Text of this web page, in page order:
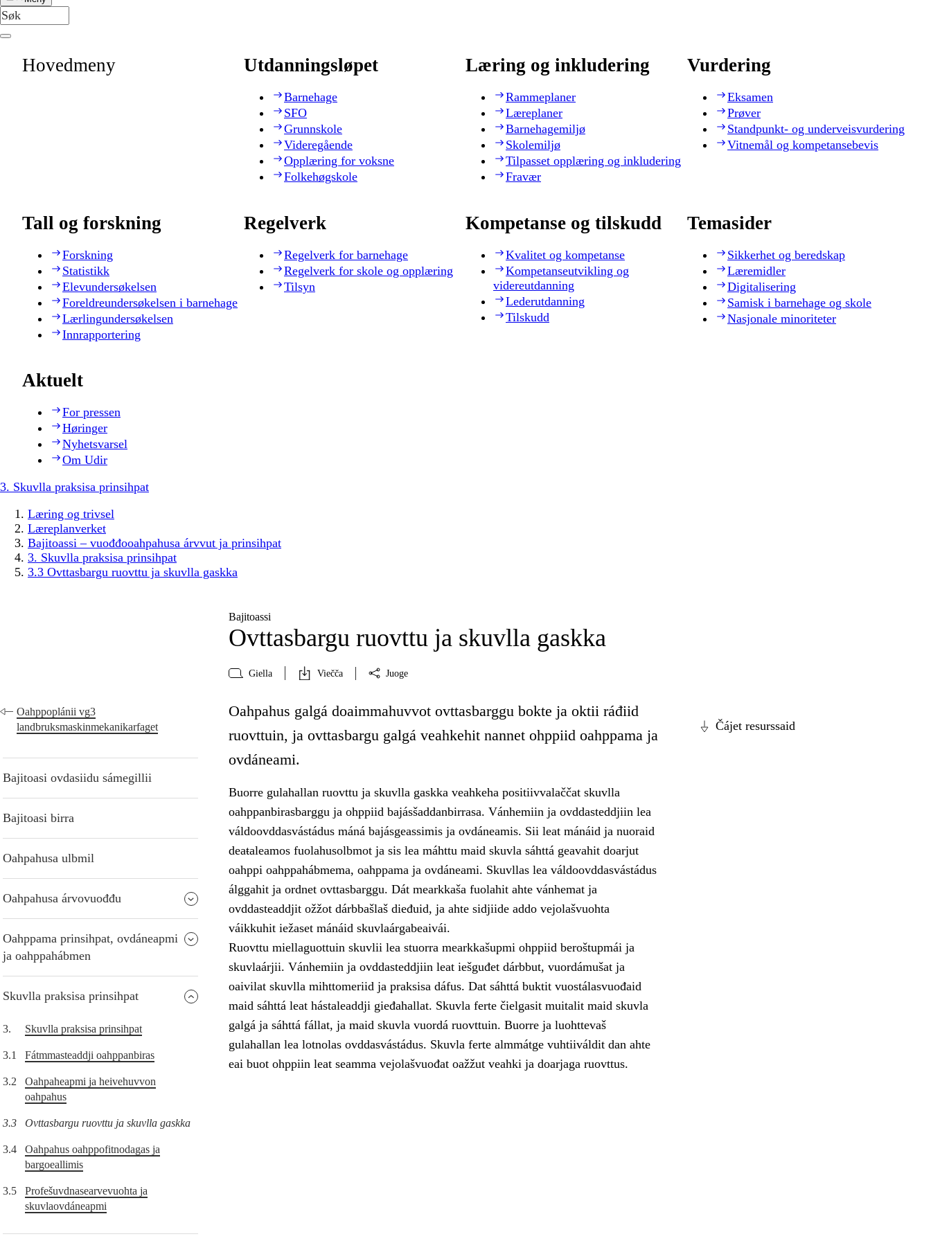
Hovedmeny Utdanningsløpet
Barnehage
SFO
Grunnskole
Videregående
Opplæring for voksne
Folkehøgskole
Læring og inkludering
Rammeplaner
Læreplaner
Barnehagemiljø
Skolemiljø
Tilpasset opplæring og inkludering
Fravær
Vurdering
Eksamen
Prøver
Standpunkt- og underveisvurdering
Vitnemål og kompetansebevis
Tall og forskning
Forskning
Statistikk
Elevundersøkelsen
Foreldreundersøkelsen i barnehage
Lærlingundersøkelsen
Innrapportering
Regelverk
Regelverk for barnehage
Regelverk for skole og opplæring
Tilsyn
Kompetanse og tilskudd
Kvalitet og kompetanse
Kompetanseutvikling og
videreutdanning
Lederutdanning
Tilskudd
Temasider
Sikkerhet og beredskap
Læremidler
Digitalisering
Samisk i barnehage og skole
Nasjonale minoriteter
Aktuelt
For pressen
Høringer
Nyhetsvarsel
Om Udir
3. Skuvlla praksisa prinsihpat
Læring og trivsel
Læreplanverket
Bajitoassi – vuođđooahpahusa árvvut ja prinsihpat
3. Skuvlla praksisa prinsihpat
3.3 Ovttasbargu ruovttu ja skuvlla gaskka
Bajitoassi
Ovttasbargu ruovttu ja skuvlla gaskka
Giella Viečča Juoge
Oahppoplánii vg3
landbruksmaskinmekanikarfaget
Bajitoasi ovdasiidu sámegillii
Bajitoasi birra
Oahpahusa ulbmil
Oahpahusa árvovuođđu
Oahppama prinsihpat, ovdáneapmi
ja oahppahábmen
Skuvlla praksisa prinsihpat
3. Skuvlla praksisa prinsihpat
3.1 Fátmmasteaddji oahppanbiras
3.2
Oahpaheapmi ja heivehuvvon
oahpahus
3.3 Ovttasbargu ruovttu ja skuvlla gaskka
3.4
Oahpahus oahppofitnodagas ja
bargoeallimis
3.5
Profešuvdnasearvevuohta ja
skuvlaovdáneapmi
Čájet resurssaid
Oahpahus galgá doaimmahuvvot ovttasbarggu bokte ja oktii ráđiid
ruovttuin, ja ovttasbargu galgá veahkehit nannet ohppiid oahppama ja
ovdáneami.
Buorre gulahallan ruovttu ja skuvlla gaskka veahkeha positiivvalaččat skuvlla
oahppanbirasbarggu ja ohppiid bajásšaddanbirrasa. Vánhemiin ja ovddasteddjiin lea
váldoovddasvástádus máná bajásgeassimis ja ovdáneamis. Sii leat mánáid ja nuoraid
deaŧaleamos fuolahusolbmot ja sis lea máhttu maid skuvla sáhttá geavahit doarjut
oahppi oahppahábmema, oahppama ja ovdáneami. Skuvllas lea váldoovddasvástádus
álggahit ja ordnet ovttasbarggu. Dát mearkkaša fuolahit ahte vánhemat ja
ovddasteaddjit ožžot dárbbašlaš dieđuid, ja ahte sidjiide addo vejolašvuohta
váikkuhit iežaset mánáid skuvlaárgabeaivái.
Ruovttu miellaguottuin skuvlii lea stuorra mearkkašupmi ohppiid beroštupmái ja
skuvlaárjii. Vánhemiin ja ovddasteddjiin leat iešguđet dárbbut, vuordámušat ja
oaivilat skuvlla mihttomeriid ja praksisa dáfus. Dat sáhttá buktit vuostálasvuođaid
maid sáhttá leat hástaleaddji gieđahallat. Skuvla ferte čielgasit muitalit maid skuvla
galgá ja sáhttá fállat, ja maid skuvla vuordá ruovttuin. Buorre ja luohttevaš
gulahallan lea lotnolas ovddasvástádus. Skuvla ferte almmátge vuhtiiváldit dan ahte
eai buot ohppiin leat seamma vejolašvuođat oažžut veahki ja doarjaga ruovttus.